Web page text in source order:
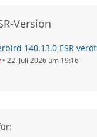
Version
140.13.0 ESR
22. Juli 2026 um 19:16